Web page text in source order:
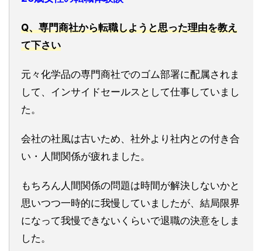
Q、専門商社から転職しようと思った理由を教え
て下さい
元々化学品の専門商社でのゴム部署に配属されま
して、インサイドセールスとして仕事していまし
た。
会社の社風は古いため、社外より社内との付き合
い・人間関係が疲れました。
もちろん人間関係の問題は時間が解決しないかと
思いつつ一時的に我慢していましたが、結局限界
になって我慢できないくらいで退職の決意をしま
した。